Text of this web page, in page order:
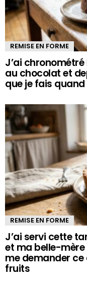
REMISE EN FORME
J’ai
au chocolat et
que je fais
REMISE EN FORME
J’ai servi cette
et ma belle-
me demander ce
fruits